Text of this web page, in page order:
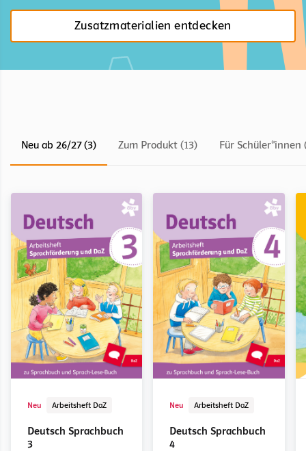
Zusatzmaterialien entdecken
Neu ab 26/27 (3) Zum Produkt (13) Für Schüler*innen
Neu Arbeitsheft DaZ
Deutsch Sprachbuch
3
Neu Arbeitsheft DaZ
Deutsch Sprachbuch
4
3
3
2
3
2
Arbeitsblätter zur
3
Arbeitsblätter zur
2
Materialien zur
3
Materialien zur